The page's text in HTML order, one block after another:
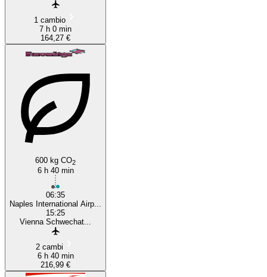
1 cambio
7 h 0 min
164,27 €
600 kg CO2
6 h 40 min
06:35
Naples International Airp...
15:25
Vienna Schwechat...
2 cambi
6 h 40 min
216,99 €